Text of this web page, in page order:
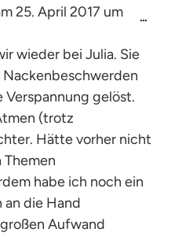
25. April 2017 um
wieder bei Julia. Sie
gelöst.
(trotz
Hätte vorher nicht
habe ich noch ein
an die Hand
Aufwand
...